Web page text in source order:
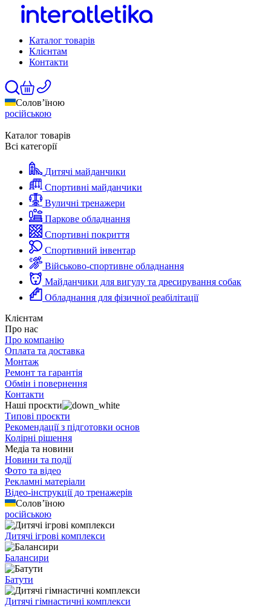
Каталог товарів
Клієнтам
Контакти
Солов’їною
російською
Каталог товарів
Всі категорії
Дитячі майданчики
Спортивні майданчики
Вуличні тренажери
Паркове обладнання
Спортивні покриття
Спортивний інвентар
Військово-спортивне обладнання
Майданчики для вигулу та дресирування собак
Обладнання для фізичної реабілітації
Клієнтам
Про нас
Про компанію
Оплата та доставка
Монтаж
Ремонт та гарантія
Обмін і повернення
Контакти
Наші проєкти
Типові проєкти
Рекомендації з підготовки основ
Колірні рішення
Медіа та новини
Новини та події
Фото та відео
Рекламні матеріали
Відео-інструкції до тренажерів
Солов’їною
російською
Дитячі ігрові комплекси
Балансири
Батути
Дитячі гімнастичні комплекси